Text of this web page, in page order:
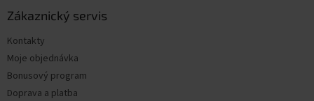
Zákaznický servis
Kontakty
Moje objednávka
Bonusový program
Doprava a platba